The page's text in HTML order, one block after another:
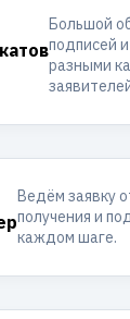
Большой
подписей
разными
Ведём заявку
получения и
каждом шаге.